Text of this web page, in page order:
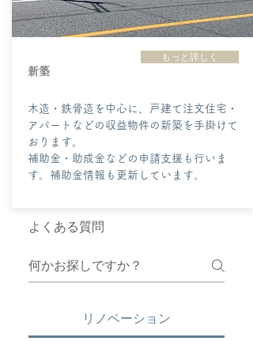
もっと詳しく
​新築
木造・鉄骨造を中心に、戸建て注文住宅・
アパートなどの収益物件の新築を手掛けて
おります。
​補助金・助成金などの申請支援も行いま
す。補助金情報も更新しています。
よくある質問
リノベーション